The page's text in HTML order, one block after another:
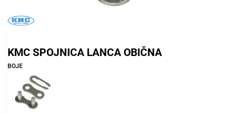
KMC SPOJNICA LANCA OBIČNA
BOJE